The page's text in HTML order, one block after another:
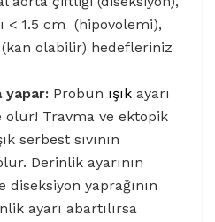
< 1.5 cm (hipovolemi),
olabilir) hedefleriniz
yapar: Probun ışık ayarı
olur! Travma ve ektopik
serbest sıvının
Derinlik ayarının
diseksiyon yaprağının
ayarı abartılırsa